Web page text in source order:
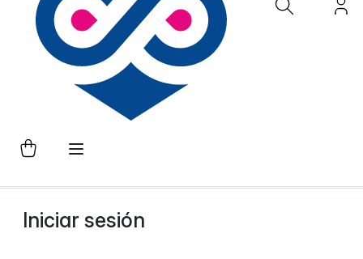
Iniciar sesión